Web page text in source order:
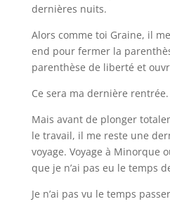
dernières nuits.
Alors comme toi Graine, il
end pour fermer la
parenthèse de liberté et
Ce sera ma dernière rentrée.
Mais avant de plonger
le travail, il me reste une
voyage. Voyage à Minorque
que je n’ai pas eu le temps
Je n’ai pas vu le temps